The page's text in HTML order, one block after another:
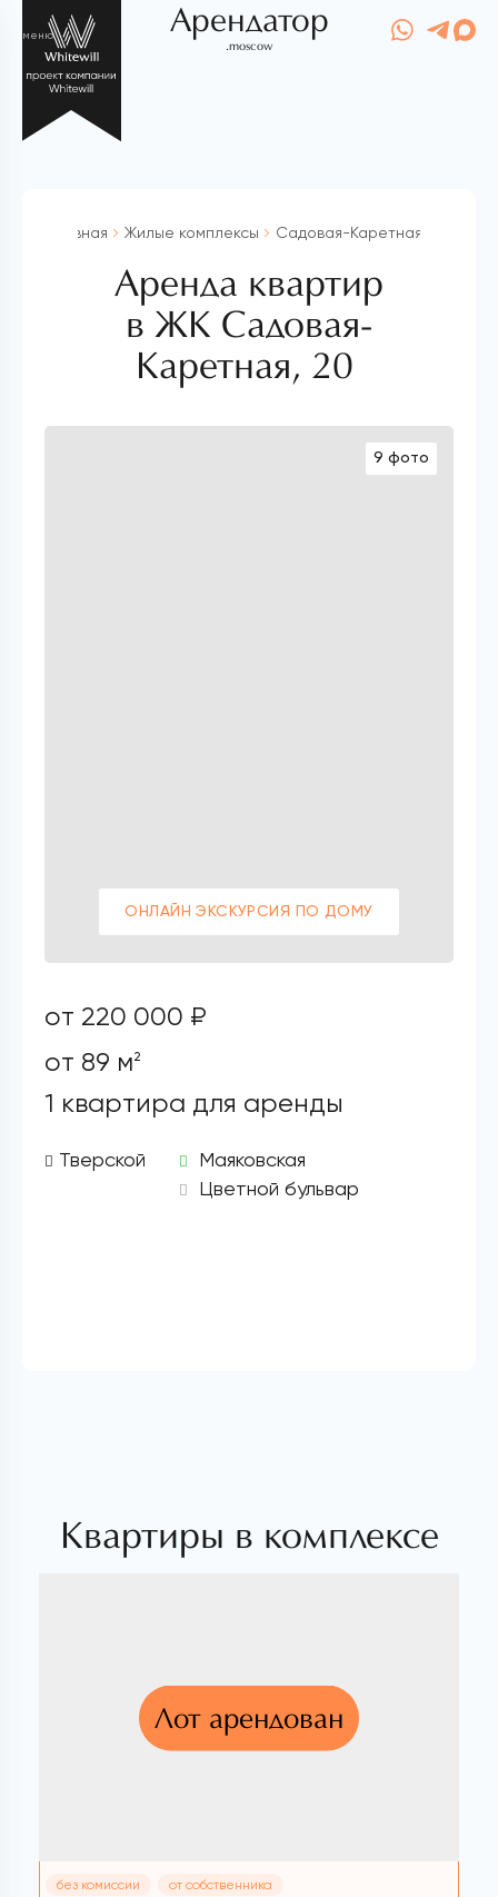
меню Арендатор
.moscow
Главная Жилые комплексы Садовая-Каретная, 20
Аренда квартир
в ЖК Садовая-
Каретная, 20
9 фото
ОНЛАЙН ЭКСКУРСИЯ ПО ДОМУ
от 220 000 ₽
от 89 м2
1 квартира для аренды
Тверской
Маяковская
Цветной бульвар
Квартиры в комплексе
Лот арендован
без комиссии от собственника